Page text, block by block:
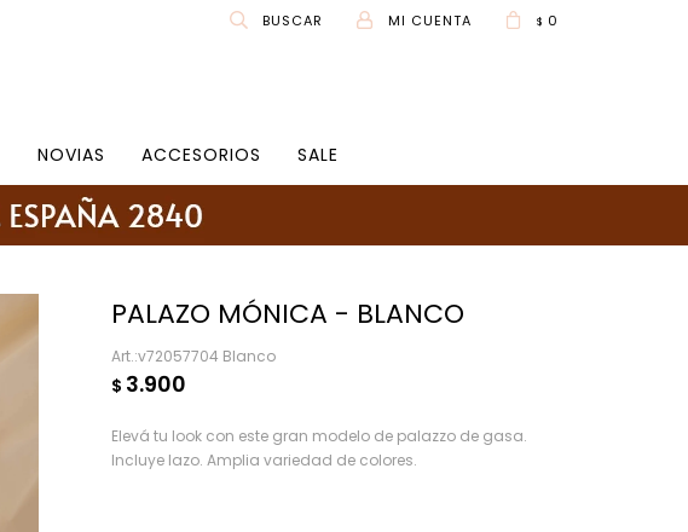
NOVIAS ACCESORIOS SALE
$ 0
PALAZO MÓNICA - BLANCO
v72057704 Blanco
$ 3.900
Elevá tu look con este gran modelo de palazzo de gasa.
Incluye lazo. Amplia variedad de colores.